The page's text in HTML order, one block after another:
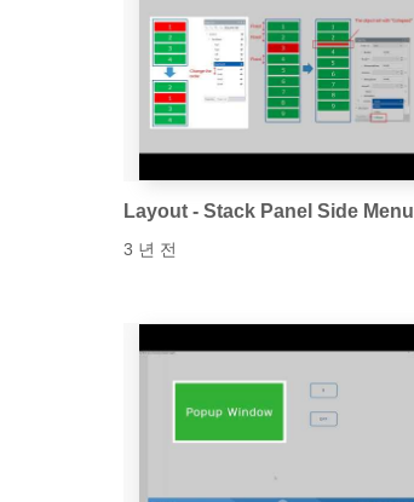
Layout - Stack Panel Side Menu
3 년 전